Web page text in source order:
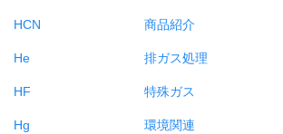
HCN
He
HF
Hg
商品紹介
排ガス処理
特殊ガス
環境関連